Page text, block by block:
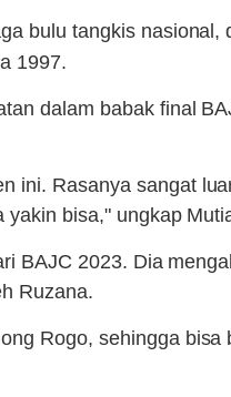
bulu tangkis nasional,
1997.
dalam babak final
Rasanya sangat
bisa," ungkap
BAJC 2023. Dia
Ruzana.
Rogo, sehingga